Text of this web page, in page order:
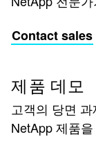
Contact sales
제품 데모
고객의 당면
NetApp 제품